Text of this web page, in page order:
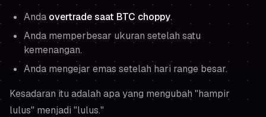
Anda overtrade saat BTC choppy.
Anda memperbesar ukuran setelah satu
kemenangan.
Anda mengejar emas setelah hari range besar.
Kesadaran itu adalah apa yang mengubah "hampir
lulus" menjadi "lulus."